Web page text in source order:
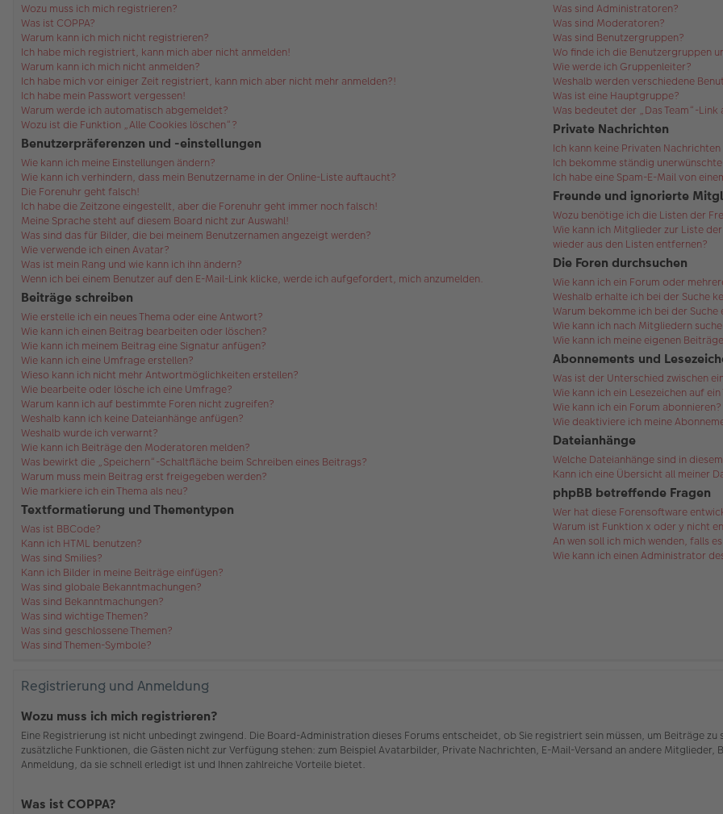
Wozu muss ich mich registrieren?
Was ist COPPA?
Warum kann ich mich nicht registrieren?
Ich habe mich registriert, kann mich aber nicht anmelden!
Warum kann ich mich nicht anmelden?
Ich habe mich vor einiger Zeit registriert, kann mich aber nicht mehr anmelden?!
Ich habe mein Passwort vergessen!
Warum werde ich automatisch abgemeldet?
Wozu ist die Funktion „Alle Cookies löschen“?
Benutzerpräferenzen und -einstellungen
Wie kann ich meine Einstellungen ändern?
Wie kann ich verhindern, dass mein Benutzername in der Online-Liste auftaucht?
Die Forenuhr geht falsch!
Ich habe die Zeitzone eingestellt, aber die Forenuhr geht immer noch falsch!
Meine Sprache steht auf diesem Board nicht zur Auswahl!
Was sind das für Bilder, die bei meinem Benutzernamen angezeigt werden?
Wie verwende ich einen Avatar?
Was ist mein Rang und wie kann ich ihn ändern?
Wenn ich bei einem Benutzer auf den E-Mail-Link klicke, werde ich aufgefordert, mich anzumelden.
Beiträge schreiben
Wie erstelle ich ein neues Thema oder eine Antwort?
Wie kann ich einen Beitrag bearbeiten oder löschen?
Wie kann ich meinem Beitrag eine Signatur anfügen?
Wie kann ich eine Umfrage erstellen?
Wieso kann ich nicht mehr Antwortmöglichkeiten erstellen?
Wie bearbeite oder lösche ich eine Umfrage?
Warum kann ich auf bestimmte Foren nicht zugreifen?
Weshalb kann ich keine Dateianhänge anfügen?
Weshalb wurde ich verwarnt?
Wie kann ich Beiträge den Moderatoren melden?
Was bewirkt die „Speichern“-Schaltfläche beim Schreiben eines Beitrags?
Warum muss mein Beitrag erst freigegeben werden?
Wie markiere ich ein Thema als neu?
Textformatierung und Thementypen
Was ist BBCode?
Kann ich HTML benutzen?
Was sind Smilies?
Kann ich Bilder in meine Beiträge einfügen?
Was sind globale Bekanntmachungen?
Was sind Bekanntmachungen?
Was sind wichtige Themen?
Was sind geschlossene Themen?
Was sind Themen-Symbole?
Was sind Administratoren?
Was sind Moderatoren?
Was sind Benutzergruppen?
Wo finde ich die Benutzergruppen
Wie werde ich Gruppenleiter?
Weshalb werden verschiedene
Was ist eine Hauptgruppe?
Was bedeutet der „Das Team“-
Private Nachrichten
Ich kann keine Privaten
Ich bekomme ständig
Ich habe eine Spam-E-Mail von
Freunde und ignorierte
Wozu benötige ich die Listen der
Wie kann ich Mitglieder zur Liste
wieder aus den Listen entfernen?
Die Foren durchsuchen
Wie kann ich ein Forum oder
Weshalb erhalte ich bei der Suche
Warum bekomme ich bei der Suche
Wie kann ich nach Mitgliedern
Wie kann ich meine eigenen
Abonnements und
Was ist der Unterschied zwischen
Wie kann ich ein Lesezeichen auf
Wie kann ich ein Forum abonnieren?
Wie deaktiviere ich meine
Dateianhänge
Welche Dateianhänge sind in
Kann ich eine Übersicht all meiner
phpBB betreffende Fragen
Wer hat diese Forensoftware
Warum ist Funktion x oder y nicht
An wen soll ich mich wenden, falls
Wie kann ich einen Administrator
Registrierung und Anmeldung
Wozu muss ich mich registrieren?
Eine Registrierung ist nicht unbedingt zwingend. Die Board-Administration dieses Forums entscheidet, ob Sie registriert sein müssen, um Beiträge
zusätzliche Funktionen, die Gästen nicht zur Verfügung stehen: zum Beispiel Avatarbilder, Private Nachrichten, E-Mail-Versand an andere
Anmeldung, da sie schnell erledigt ist und Ihnen zahlreiche Vorteile bietet.
Was ist COPPA?